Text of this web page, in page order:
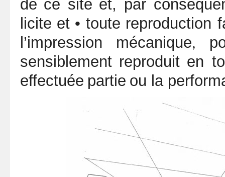
de ce site et, par
licite et • toute reproduction
l’impression
mécanique,
sensiblement reproduit en
effectuée partie ou la